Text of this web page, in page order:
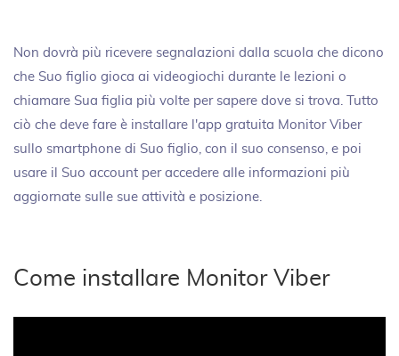
Non dovrà più ricevere segnalazioni dalla scuola che dicono
che Suo figlio gioca ai videogiochi durante le lezioni o
chiamare Sua figlia più volte per sapere dove si trova. Tutto
ciò che deve fare è installare l'app gratuita Monitor Viber
sullo smartphone di Suo figlio, con il suo consenso, e poi
usare il Suo account per accedere alle informazioni più
aggiornate sulle sue attività e posizione.
Come installare Monitor Viber